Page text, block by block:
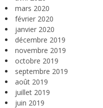
mars 2020
février 2020
janvier 2020
décembre 2019
novembre 2019
octobre 2019
septembre 2019
août 2019
juillet 2019
juin 2019